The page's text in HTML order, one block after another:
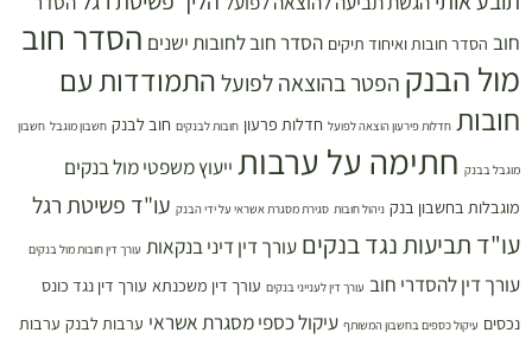
חוב הסדר חובות ואיחוד תיקים הסדר חוב לחובות ישנים הסדר חוב
מול הבנק הפטר בהוצאה לפועל התמודדות עם
חובות חדלות פירעון הוצאה לפועל חדלות פרעון חובות לבנקים חוב לבנק חשבון מוגבל חשבון
מוגבל בבנק חתימה על ערבות ייעוץ משפטי מול בנקים
מוגבלות בחשבון בנק ניהול חובות סגירת מסגרת אשראי על ידי הבנק עו"ד פשיטת רגל
עו"ד תביעות נגד בנקים עורך דין דיני בנקאות עורך דין חובות מול בנקים
עורך דין להסדרי חוב עורך דין לענייני בנקים עורך דין משכנתא עורך דין נגד כונס
נכסים עיקול כספים בחשבון המשותף עיקול כספי מסגרת אשראי ערבות לבנק ערבות